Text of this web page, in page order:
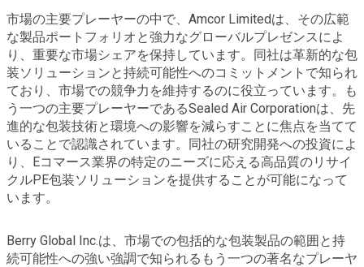
市場の主要プレーヤーの中で、Amcor Limitedは、その広範
な製品ポートフォリオと強力なグローバルプレゼンスによ
り、重要な市場シェアを保持しています。同社は革新的な包
装ソリューションと持続可能性へのコミットメントで知られ
ており、市場での競争力を維持するのに役立っています。も
う一つの主要プレーヤーであるSealed Air Corporationは、先
進的な包装技術と環境への影響を減らすことに焦点を当てて
いることで認識されています。同社の研究開発への投資によ
り、Eコマース業界の特定のニーズに応える高品質のリサイ
クルPE包装ソリューションを提供することが可能になって
います。
Berry Global Inc.は、市場での包括的な包装製品の範囲と持
続可能性への強い強調で知られるもう一つの著名なプレーヤ